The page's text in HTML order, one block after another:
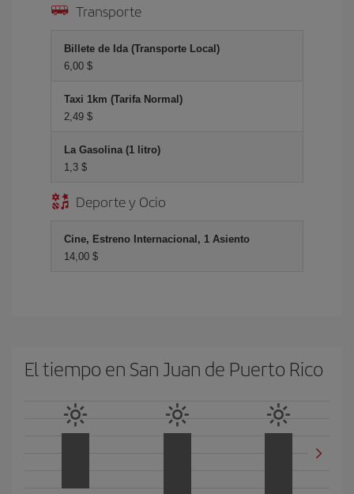
Transporte
Billete de Ida (Transporte Local)
6,00 $
Taxi 1km (Tarifa Normal)
2,49 $
La Gasolina (1 litro)
1,3 $
Deporte y Ocio
Cine, Estreno Internacional, 1 Asiento
14,00 $
El tiempo en San Juan de Puerto Rico